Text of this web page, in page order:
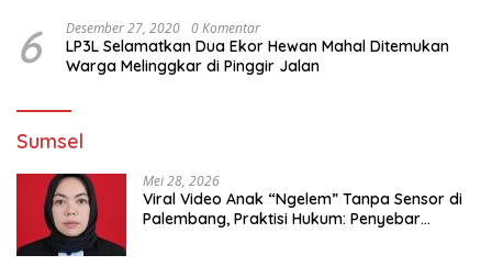
6 Desember 27, 2020 0 Komentar
LP3L Selamatkan Dua Ekor Hewan Mahal Ditemukan
Warga Melinggkar di Pinggir Jalan
Sumsel
Mei 28, 2026
Viral Video Anak “Ngelem” Tanpa Sensor di
Palembang, Praktisi Hukum: Penyebar